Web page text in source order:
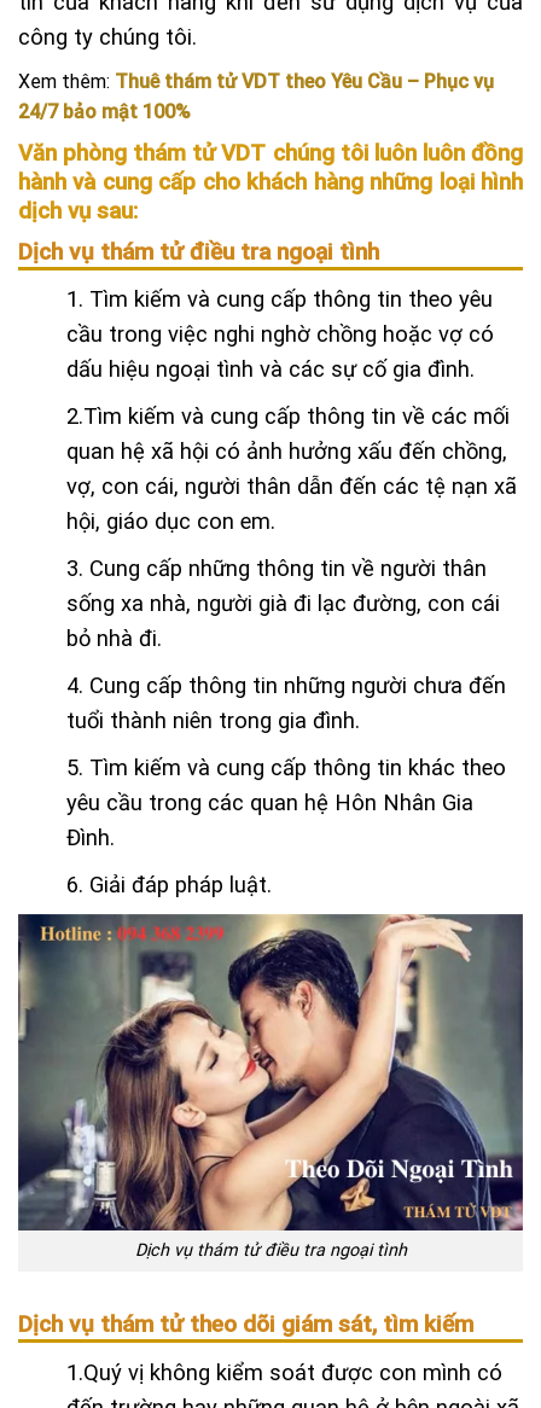
công ty chúng tôi.
Xem thêm: Thuê thám tử VDT theo Yêu Cầu – Phục vụ
24/7 bảo mật 100%
Văn phòng thám tử VDT chúng tôi luôn luôn đồng
hành và cung cấp cho khách hàng những loại hình
dịch vụ sau:
Dịch vụ thám tử điều tra ngoại tình
1. Tìm kiếm và cung cấp thông tin theo yêu
cầu trong việc nghi nghờ chồng hoặc vợ có
dấu hiệu ngoại tình và các sự cố gia đình.
2.Tìm kiếm và cung cấp thông tin về các mối
quan hệ xã hội có ảnh hưởng xấu đến chồng,
vợ, con cái, người thân dẫn đến các tệ nạn xã
hội, giáo dục con em.
3. Cung cấp những thông tin về người thân
sống xa nhà, người già đi lạc đường, con cái
bỏ nhà đi.
4. Cung cấp thông tin những người chưa đến
tuổi thành niên trong gia đình.
5. Tìm kiếm và cung cấp thông tin khác theo
yêu cầu trong các quan hệ Hôn Nhân Gia
Đình.
6. Giải đáp pháp luật.
Dịch vụ thám tử điều tra ngoại tình
Dịch vụ thám tử theo dõi giám sát, tìm kiếm
1.Quý vị không kiểm soát được con mình có